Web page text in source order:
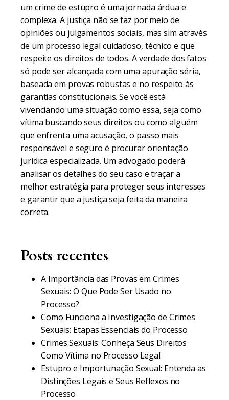
um crime de estupro é uma jornada árdua e
complexa. A justiça não se faz por meio de
opiniões ou julgamentos sociais, mas sim através
de um processo legal cuidadoso, técnico e que
respeite os direitos de todos. A verdade dos fatos
só pode ser alcançada com uma apuração séria,
baseada em provas robustas e no respeito às
garantias constitucionais. Se você está
vivenciando uma situação como essa, seja como
vítima buscando seus direitos ou como alguém
que enfrenta uma acusação, o passo mais
responsável e seguro é procurar orientação
jurídica especializada. Um advogado poderá
analisar os detalhes do seu caso e traçar a
melhor estratégia para proteger seus interesses
e garantir que a justiça seja feita da maneira
correta.
Posts recentes
A Importância das Provas em Crimes
Sexuais: O Que Pode Ser Usado no
Processo?
Como Funciona a Investigação de Crimes
Sexuais: Etapas Essenciais do Processo
Crimes Sexuais: Conheça Seus Direitos
Como Vítima no Processo Legal
Estupro e Importunação Sexual: Entenda as
Distinções Legais e Seus Reflexos no
Processo